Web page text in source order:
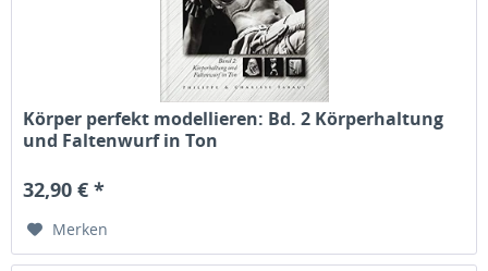
Körper perfekt modellieren: Bd. 2 Körperhaltung
und Faltenwurf in Ton
32,90 € *
Merken